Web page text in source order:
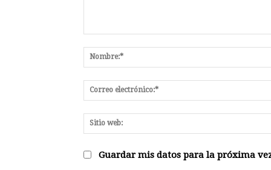
Guardar mis datos para la próxima